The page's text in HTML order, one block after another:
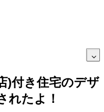
)付き住宅のデザ
れたよ！